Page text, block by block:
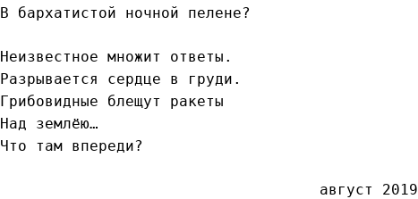
В бархатистой ночной пелене?
Неизвестное множит ответы.
Разрывается сердце в груди.
Грибовидные блещут ракеты
Над землёю…
Что там впереди?
август 2019